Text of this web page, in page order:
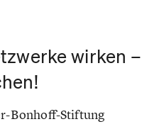
wirken –
Bonhoff-Stiftung